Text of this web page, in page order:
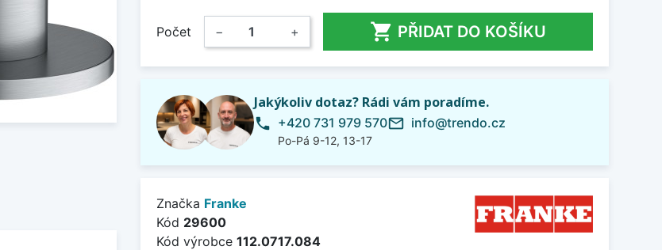
Počet − +  PŘIDAT DO KOŠÍKU
Jakýkoliv dotaz? Rádi vám poradíme.
phone +420 731 979 570
Po-Pá 9-12, 13-17
mail_outline info@trendo.cz
Značka Franke
Kód 29600
Kód výrobce 112.0717.084